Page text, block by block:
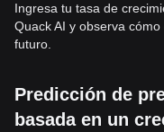
Ingresa tu tasa de
Quack AI y observa
futuro.
Predicción de
basada en un